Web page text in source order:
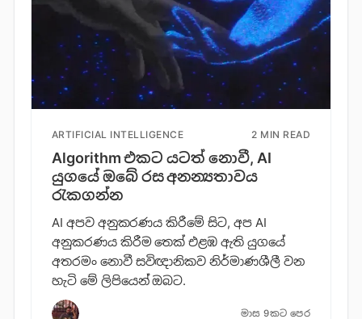
ARTIFICIAL INTELLIGENCE 2 MIN READ
Algorithm එකට යටත් නොවී, AI
යුගයේ ඔබේ රස අනන්‍යතාවය
රැකගන්න
AI අපව අනුකරණය කිරීමේ සිට, අප AI
අනුකරණය කිරීම තෙක් එළඹ ඇති යුගයේ
අතරමං නොවී සවිඥානිකව නිර්මාණශීලී වන
හැටි මේ ලිපියෙන් ඔබට.
මාස 9කට පෙර